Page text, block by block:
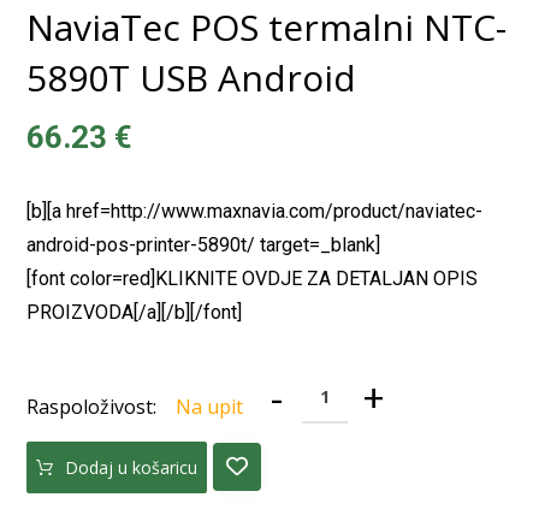
NaviaTec POS termalni NTC-
5890T USB Android
66.23 €
[b][a href=http://www.maxnavia.com/product/naviatec-
android-pos-printer-5890t/ target=_blank]
[font color=red]KLIKNITE OVDJE ZA DETALJAN OPIS
PROIZVODA[/a][/b][/font]
Raspoloživost: Na upit - +
Dodaj u košaricu